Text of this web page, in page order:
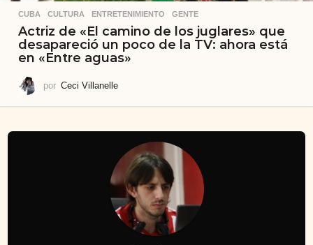
CUBA ,CULTURA ,ENTRETENIMIENTO ,GENTE
Actriz de «El camino de los juglares» que
desapareció un poco de la TV: ahora está
en «Entre aguas»
por Ceci Villanelle